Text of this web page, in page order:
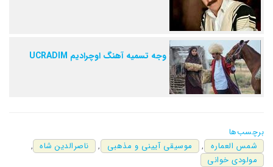
وجه تسمیه آهنگ اوچراديم UCRADIM
برچسب‌ها
شمس العماره
, موسیقی آیینی و مذهبی , ناصرالدین شاه ,
مولودی خوانی